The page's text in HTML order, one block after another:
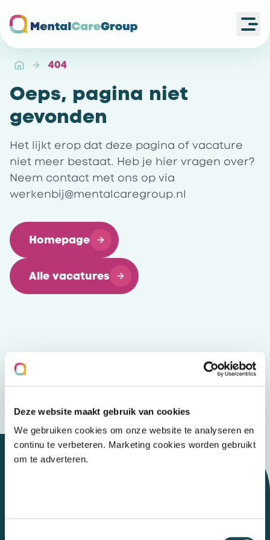
Deze website maakt gebruik van cookies
We gebruiken cookies om onze website te analyseren en
continu te verbeteren. Marketing cookies worden gebruikt
om te adverteren.
404
Oeps, pagina niet
gevonden
Het lijkt erop dat deze pagina of vacature
niet meer bestaat. Heb je hier vragen over?
Neem contact met ons op via
werkenbij@mentalcaregroup.nl
Homepage
Alle vacatures